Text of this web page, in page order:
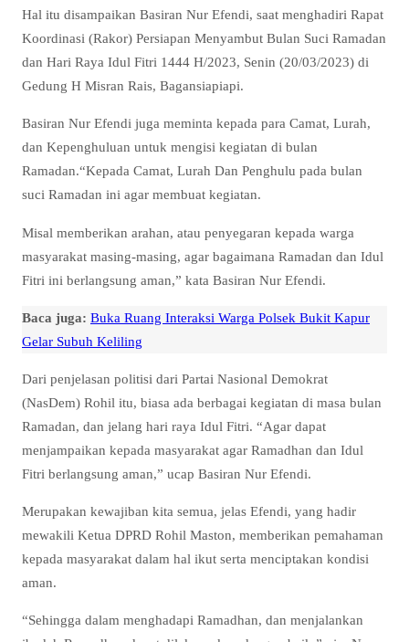
Hal itu disampaikan Basiran Nur Efendi, saat menghadiri Rapat
Koordinasi (Rakor) Persiapan Menyambut Bulan Suci Ramadan
dan Hari Raya Idul Fitri 1444 H/2023, Senin (20/03/2023) di
Gedung H Misran Rais, Bagansiapiapi.
Basiran Nur Efendi juga meminta kepada para Camat, Lurah,
dan Kepenghuluan untuk mengisi kegiatan di bulan
Ramadan.“Kepada Camat, Lurah Dan Penghulu pada bulan
suci Ramadan ini agar membuat kegiatan.
Misal memberikan arahan, atau penyegaran kepada warga
masyarakat masing-masing, agar bagaimana Ramadan dan Idul
Fitri ini berlangsung aman,” kata Basiran Nur Efendi.
Baca juga: Buka Ruang Interaksi Warga Polsek Bukit Kapur
Gelar Subuh Keliling
Dari penjelasan politisi dari Partai Nasional Demokrat
(NasDem) Rohil itu, biasa ada berbagai kegiatan di masa bulan
Ramadan, dan jelang hari raya Idul Fitri. “Agar dapat
menjampaikan kepada masyarakat agar Ramadhan dan Idul
Fitri berlangsung aman,” ucap Basiran Nur Efendi.
Merupakan kewajiban kita semua, jelas Efendi, yang hadir
mewakili Ketua DPRD Rohil Maston, memberikan pemahaman
kepada masyarakat dalam hal ikut serta menciptakan kondisi
aman.
“Sehingga dalam menghadapi Ramadhan, dan menjalankan